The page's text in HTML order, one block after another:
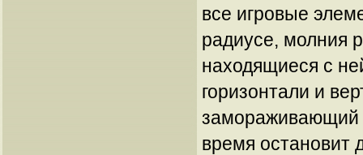
все игровые
радиусе, молния
находящиеся с
горизонтали и
замораживающий
время остановит